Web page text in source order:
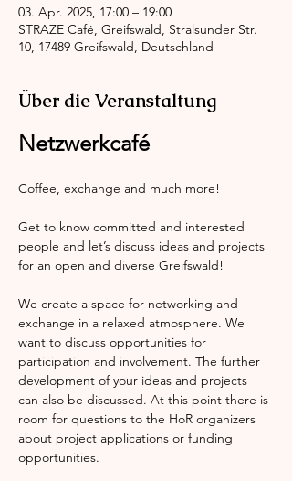
03. Apr. 2025, 17:00 – 19:00
STRAZE Café, Greifswald, Stralsunder Str.
10, 17489 Greifswald, Deutschland
Über die Veranstaltung
Netzwerkcafé
Coffee, exchange and much more!
Get to know committed and interested
people and let’s discuss ideas and projects
for an open and diverse Greifswald!
We create a space for networking and
exchange in a relaxed atmosphere. We
want to discuss opportunities for
participation and involvement. The further
development of your ideas and projects
can also be discussed. At this point there is
room for questions to the HoR organizers
about project applications or funding
opportunities.